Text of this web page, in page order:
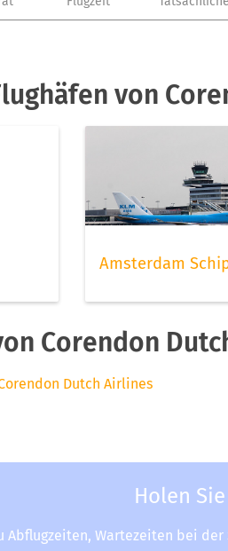
von
Amsterdam
Corendon
Dutch Airlines
Holen
Abflugzeiten, Wartezeiten bei